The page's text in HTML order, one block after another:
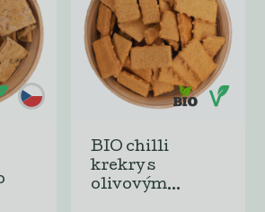
BIO chilli
krekry s
olivovým...